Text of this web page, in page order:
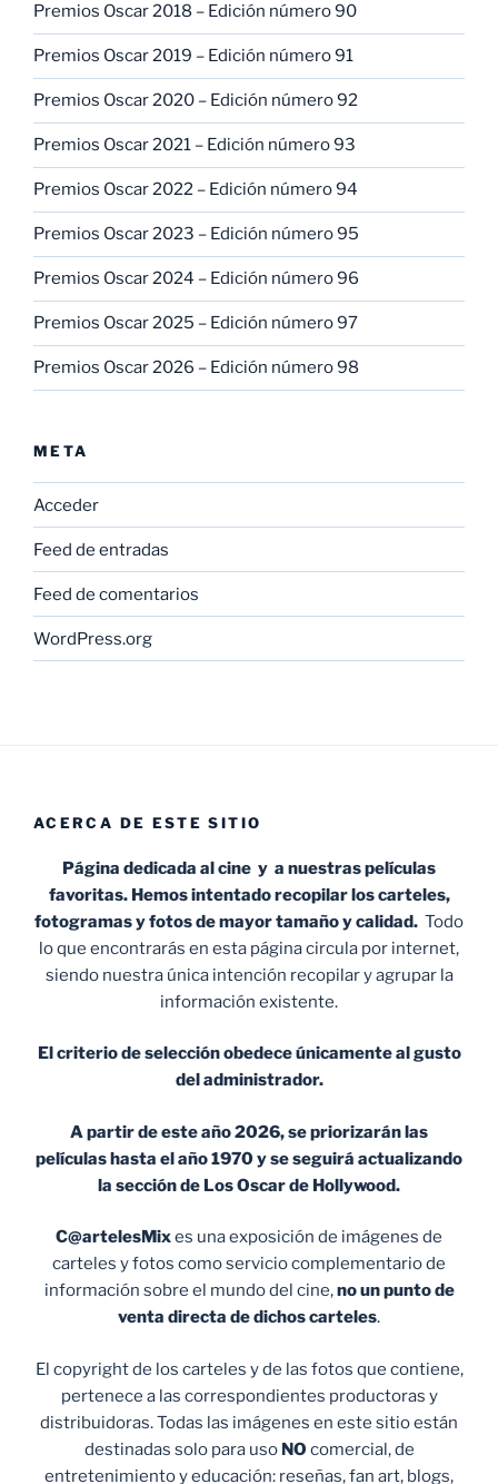
Premios Oscar 2018 – Edición número 90
Premios Oscar 2019 – Edición número 91
Premios Oscar 2020 – Edición número 92
Premios Oscar 2021 – Edición número 93
Premios Oscar 2022 – Edición número 94
Premios Oscar 2023 – Edición número 95
Premios Oscar 2024 – Edición número 96
Premios Oscar 2025 – Edición número 97
Premios Oscar 2026 – Edición número 98
META
Acceder
Feed de entradas
Feed de comentarios
WordPress.org
ACERCA DE ESTE SITIO
Página dedicada al cine y a nuestras películas
favoritas. Hemos intentado recopilar los carteles,
fotogramas y fotos de mayor tamaño y calidad. Todo
lo que encontrarás en esta página circula por internet,
siendo nuestra única intención recopilar y agrupar la
información existente.
El criterio de selección obedece únicamente al gusto
del administrador.
A partir de este año 2026, se priorizarán las
películas hasta el año 1970 y se seguirá actualizando
la sección de Los Oscar de Hollywood.
C@artelesMixes una exposición de imágenes de
carteles y fotos como servicio complementario de
información sobre el mundo del cine,no un punto de
venta directa de dichos carteles.
El copyright de los carteles y de las fotos que contiene,
pertenece a las correspondientes productoras y
distribuidoras. Todas las imágenes en este sitio están
destinadas solo para uso NO comercial, de
entretenimiento y educación: reseñas, fan art, blogs,